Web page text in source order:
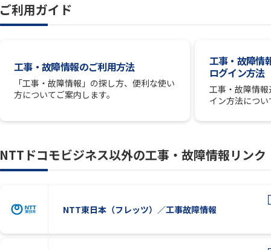
ご利用ガイド
工事・故障情報のご利用方法
「工事・故障情報」の探し方、便利な使い
方についてご案内します。
工事・故障情
ログイン方法
工事・故障情
イン方法につい
NTTドコモビジネス以外の工事・故障情報リンク
NTT東日本（フレッツ）／工事故障情報